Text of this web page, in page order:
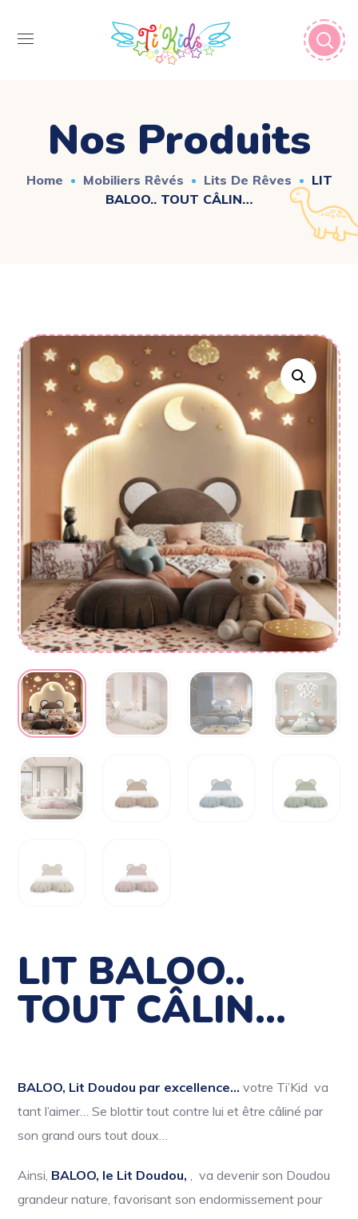
Nos Produits
Home Mobiliers Rêvés Lits De Rêves
LIT
BALOO.. TOUT CÂLIN…
LIT BALOO..
TOUT CÂLIN…
BALOO, Lit Doudou par excellence…votre Ti’Kid va
tant l’aimer… Se blottir tout contre lui et être câliné par
son grand ours tout doux…
Ainsi, BALOO, le Lit Doudou,
, va devenir son Doudou
grandeur nature,favorisant son endormissement pour